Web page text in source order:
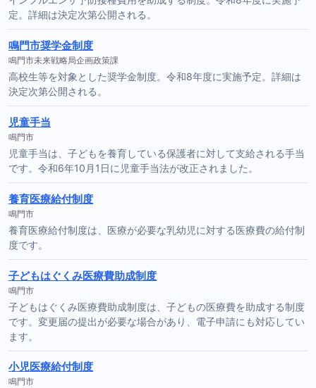
定。詳細は決定次第公開される。
鳴門市奨学金制度
鳴門市未来戦略局企画政策課
高校生等を対象とした奨学金制度。令和8年度に実施予定。詳細は
決定次第公開される。
児童手当
鳴門市
児童手当は、子どもを養育している保護者に対して支給される手当
です。令和6年10月1日に児童手当法が改正されました。
養育医療給付制度
鳴門市
養育医療給付制度は、医療が必要な乳幼児に対する医療費の給付制
度です。
子どもはぐくみ医療費助成制度
鳴門市
子どもはぐくみ医療費助成制度は、子どもの医療費を助成する制度
です。変更届の提出が必要な場合があり、電子申請にも対応してい
ます。
小児医療給付制度
鳴門市